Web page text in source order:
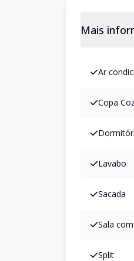
Mais
Ar
Copa
Lavabo
Sacada
Sala
Split